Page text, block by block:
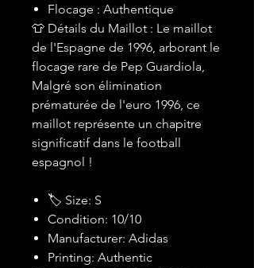
Flocage : Authentique
👕 Détails du Maillot : Le maillot
de l'Espagne de 1996, arborant le
flocage rare de Pep Guardiola,
Malgré son élimination
prématurée de l'euro 1996, ce
maillot représente un chapitre
significatif dans le football
espagnol !
🏷 Size: S
Condition: 10/10
Manufacturer: Adidas
Printing: Authentic